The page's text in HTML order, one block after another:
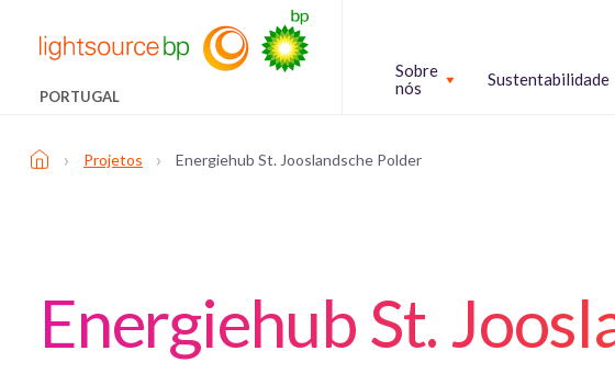
PORTUGAL
Sobre
nós
Sustentabilidade
› Projetos › Energiehub St. Jooslandsche Polder
Energiehub St.